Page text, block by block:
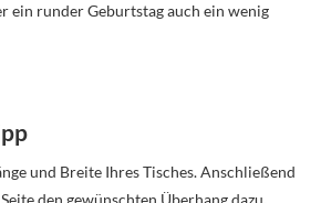
ein runder Geburtstag auch ein wenig
und Breite Ihres Tisches. Anschließend
den gewünschten Überhang dazu.